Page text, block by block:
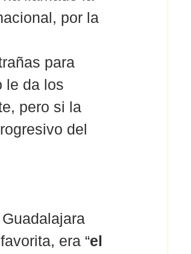
por la
para
le da los
pero si la
del
era “el